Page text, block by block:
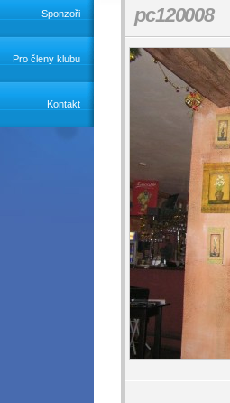
Sponzoři
Pro členy klubu
Kontakt
pc120008